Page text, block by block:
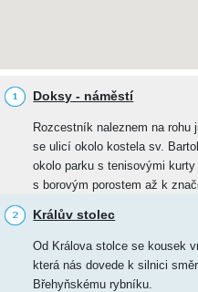
Doksy - náměstí
Rozcestník naleznem na
se ulicí okolo kostela sv.
okolo parku s tenisovými
s borovým porostem až k
Králův stolec
Od Králova stolce se kousek
která nás dovede k silnici
Břehyňskému rybníku.